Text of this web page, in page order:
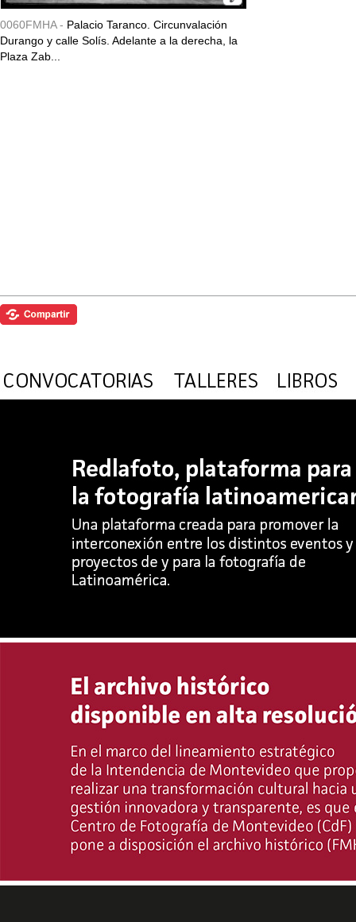
0060FMHA - Palacio Taranco. Circunvalación
Durango y calle Solís. Adelante a la derecha, la
Plaza Zab...